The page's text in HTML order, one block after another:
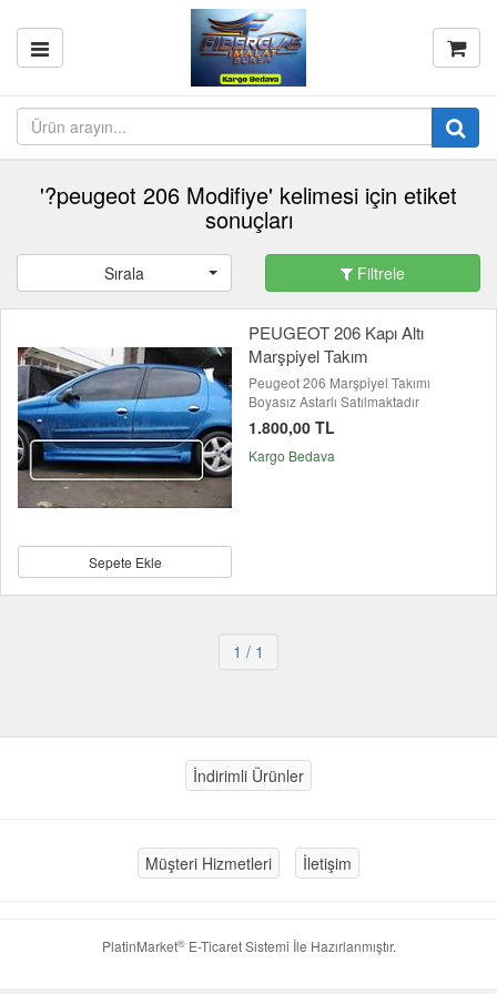
'?peugeot 206 Modifiye' kelimesi için etiket
sonuçları
Sırala Filtrele
Sepete Ekle
PEUGEOT 206 Kapı Altı
Marşpiyel Takım
Peugeot 206 Marşpiyel Takımı
Boyasız Astarlı Satılmaktadır
1.800,00 TL
Kargo Bedava
1 / 1
İndirimli Ürünler
Müşteri Hizmetleri İletişim
PlatinMarket®E-Ticaret Sistemi İle Hazırlanmıştır.